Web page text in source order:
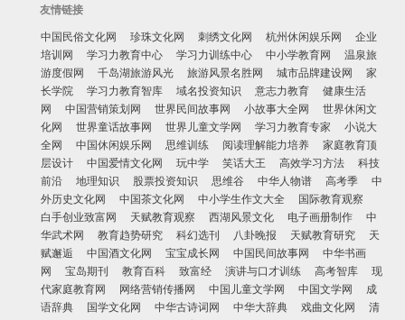
友情链接
中国民俗文化网
珍珠文化网 刺绣文化网 杭州休闲娱乐网
企业
培训网
学习力教育中心 学习力训练中心 中小学教育网
温泉旅
游度假网
千岛湖旅游风光 旅游风景名胜网 城市品牌建设网
家
长学院
学习力教育智库 域名投资知识 意志力教育
健康生活
网
中国营销策划网 世界民间故事网 小故事大全网
世界休闲文
化网
世界童话故事网 世界儿童文学网 学习力教育专家
小说大
全网
中国休闲娱乐网 思维训练 阅读理解能力培养
家庭教育顶
层设计
中国爱情文化网 玩中学 笑话大王 高效学习方法
科技
前沿
地理知识 股票投资知识 思维谷 中华人物谱 高考季
中
外历史文化网
中国茶文化网 中小学生作文大全
国际教育观察
白手创业致富网
天赋教育观察 西湖风景文化 电子画册制作
中
华武术网
教育趋势研究 科幻选刊 八卦晚报 天赋教育研究
天
赋邂逅
中国酒文化网 宝宝成长网 中国民间故事网
中华书画
网
宝岛期刊 教育百科 致富经 演讲与口才训练 高考智库
现
代家庭教育网
网络营销传播网 中国儿童文学网 中国文学网
成
语辞典
国学文化网 中华古诗词网 中华大辞典 戏曲文化网
清